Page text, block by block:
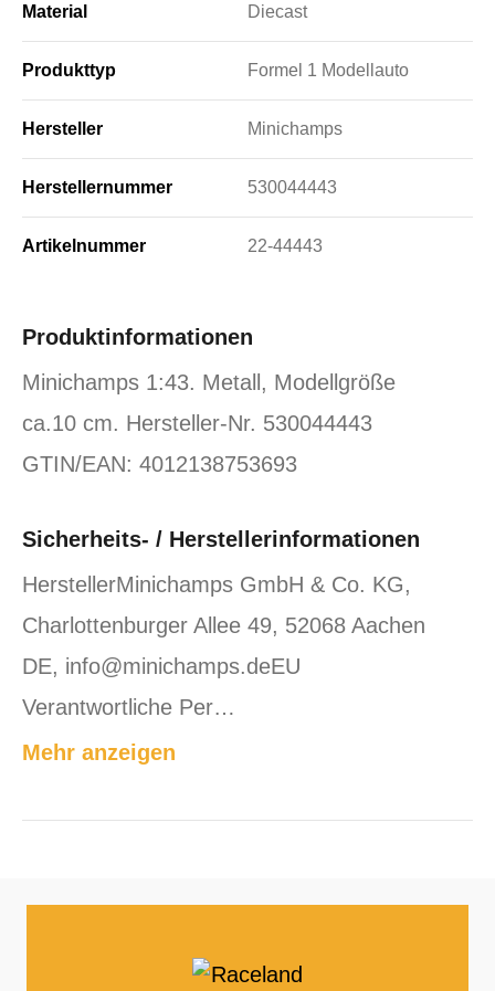
Material Diecast
Produkttyp Formel 1 Modellauto
Hersteller Minichamps
Herstellernummer 530044443
Artikelnummer 22-44443
Produktinformationen
Minichamps 1:43. Metall, Modellgröße
ca.10 cm. Hersteller-Nr. 530044443
GTIN/EAN: 4012138753693
Sicherheits- / Herstellerinformationen
HerstellerMinichamps GmbH & Co. KG,
Charlottenburger Allee 49, 52068 Aachen
DE, info@minichamps.deEU
Verantwortliche Per…
Mehr anzeigen